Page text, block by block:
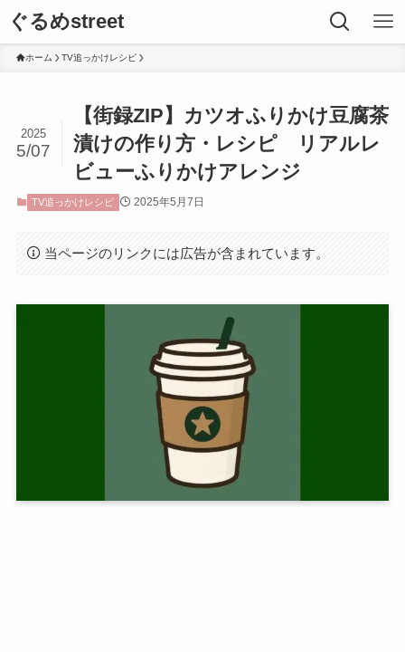
ぐるめstreet
ホーム TV追っかけレシピ
【街録ZIP】カツオふりかけ豆腐茶
漬けの作り方・レシピ リアルレ
ビューふりかけアレンジ
2025
5/07
TV追っかけレシピ 2025年5月7日
当ページのリンクには広告が含まれています。